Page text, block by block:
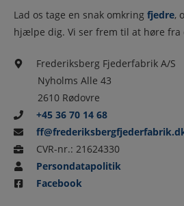
Lad os tage en snak omkring fjedre,
hjælpe dig. Vi ser frem til at høre fra
Frederiksberg Fjederfabrik A/S
Nyholms Alle 43
2610 Rødovre
+45 36 70 14 68
CVR-nr.: 21624330
Persondatapolitik
Facebook